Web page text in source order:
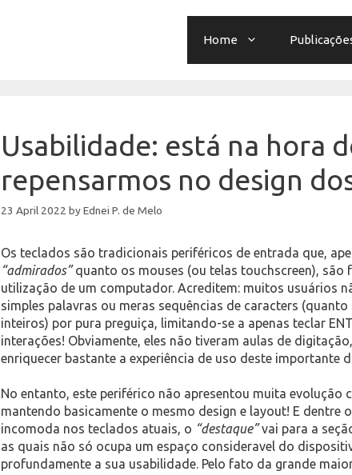
Home
Usabilidade: está na hora
repensarmos no design
23 April 2022 byEdnei P. de Melo
Os teclados são tradicionais periféricos de entrada que,
“admirados”quanto os mouses (ou telas touchscreen), são
utilização de um computador. Acreditem: muitos usuários
simples palavras ou meras sequências de caracters
inteiros) por pura preguiça, limitando-se a apenas teclar
interações! Obviamente, eles não tiveram aulas de
enriquecer bastante a experiência de uso deste importante
No entanto, este periférico não apresentou muita evolução
mantendo basicamente o mesmo design e layout! E dentre
incomoda nos teclados atuais, o “destaque”vai para a
as quais não só ocupa um espaço consideravel do
profundamente a sua usabilidade. Pelo fato da grande